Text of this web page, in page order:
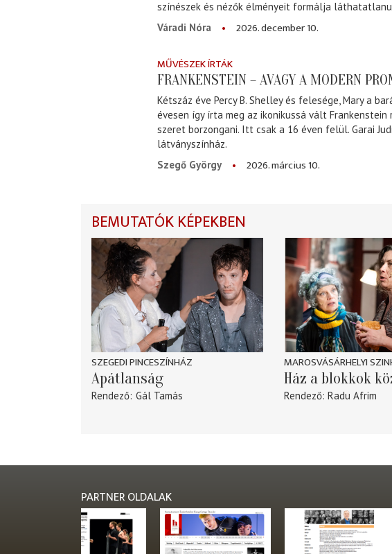
színészek és nézők élményeit formálja
Váradi Nóra
2026. december 10.
MŰVÉSZEK ÍRTÁK
FRANKENSTEIN – AVAGY A MODERN
Kétszáz éve Percy B. Shelley és felesége, Mary a
évesen így írta meg az ikonikussá vált
szeret borzongani. Itt csak a 16 éven felül. Garai
látványszínház.
Szegő György
2026. március 10.
BEMUTATÓK KÉPEKBEN
SZEGEDI PINCESZÍNHÁZ
Apátlanság
Rendező Gál Tamás
MAROSVÁSÁRHELYI
Ház a blokkok
Rendező Radu Afrim
PARTNER OLDALAK